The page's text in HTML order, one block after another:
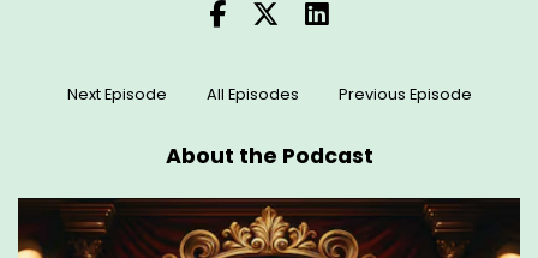
Next Episode All Episodes Previous Episode
About the Podcast